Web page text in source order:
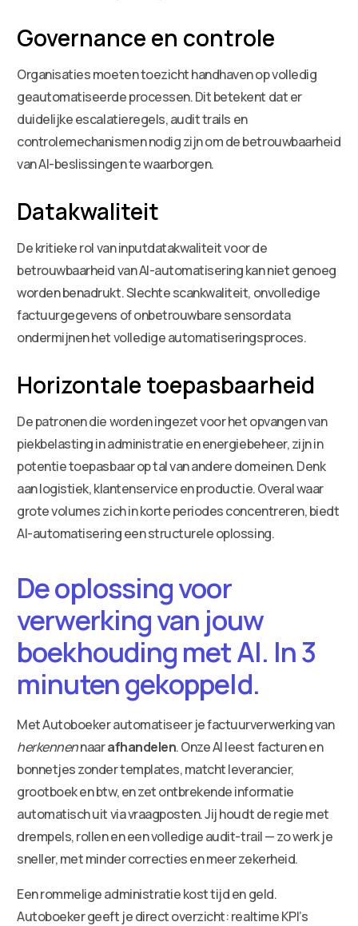
Governance en controle
Organisaties moeten toezicht handhaven op volledig
geautomatiseerde processen. Dit betekent dat er
duidelijke escalatieregels, audit trails en
controlemechanismen nodig zijn om de betrouwbaarheid
van AI-beslissingen te waarborgen.
Datakwaliteit
De kritieke rol van inputdatakwaliteit voor de
betrouwbaarheid van AI-automatisering kan niet genoeg
worden benadrukt. Slechte scankwaliteit, onvolledige
factuurgegevens of onbetrouwbare sensordata
ondermijnen het volledige automatiseringsproces.
Horizontale toepasbaarheid
De patronen die worden ingezet voor het opvangen van
piekbelasting in administratie en energiebeheer, zijn in
potentie toepasbaar op tal van andere domeinen. Denk
aan logistiek, klantenservice en productie. Overal waar
grote volumes zich in korte periodes concentreren, biedt
AI-automatisering een structurele oplossing.
De oplossing voor
verwerking van jouw
boekhouding met AI. In 3
minuten gekoppeld.
Met Autoboeker automatiseer je factuurverwerking van
herkennennaarafhandelen. Onze AI leest facturen en
bonnetjes zonder templates, matcht leverancier,
grootboek en btw, en zet ontbrekende informatie
automatisch uit via vraagposten. Jij houdt de regie met
drempels, rollen en een volledige audit-trail — zo werk je
sneller, met minder correcties en meer zekerheid.
Een rommelige administratie kost tijd en geld.
Autoboeker geeft je direct overzicht: realtime KPI’s